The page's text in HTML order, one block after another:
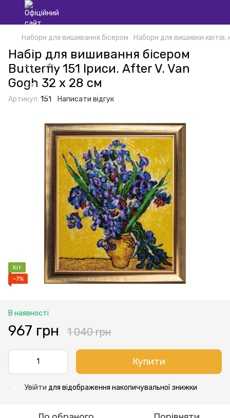
Набори для вишивання бісером Набори для вишивки
Набір для вишивання бісером
Butterfly 151 Іриси. After V. Van
Gogh 32 х 28 см
Артикул: 151 Написати відгук
Хіт
−7%
В наявності
967 грн 1 040 грн
Купити
Увійти для відображення накопичувальної знижки